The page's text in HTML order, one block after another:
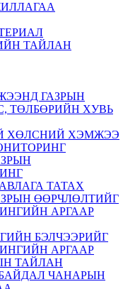
ТАЙЛАН
ГАЗРЫН
ТӨЛБӨРИЙН ХУВЬ
ХӨЛСНИЙ ХЭМЖЭЭ
ТАТАХ
ӨӨРЧЛӨЛТИЙГ
АРГААР
БЭЛЧЭЭРИЙГ
АРГААР
ТАЙЛАН
ЧАНАРЫН